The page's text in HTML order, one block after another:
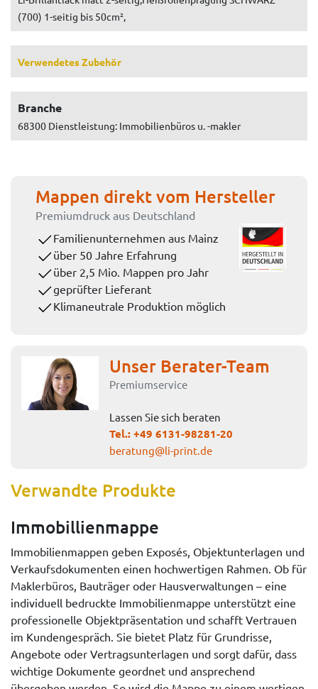
(700) 1-seitig bis 50cm²,
Verwendetes Zubehör
Branche
68300 Dienstleistung: Immobilienbüros u. -makler
Mappen direkt vom Hersteller
Premiumdruck aus Deutschland
Familienunternehmen aus Mainz
über 50 Jahre Erfahrung
über 2,5 Mio. Mappen pro Jahr
geprüfter Lieferant
Klimaneutrale Produktion möglich
Unser Berater-Team
Premiumservice
Lassen Sie sich beraten
Tel.:+49 6131-98281-20
beratung@li-print.de
Verwandte Produkte
Immobillienmappe
Immobilienmappen geben Exposés, Objektunterlagen und
Verkaufsdokumenten einen hochwertigen Rahmen. Ob für
Maklerbüros, Bauträger oder Hausverwaltungen – eine
individuell bedruckte Immobilienmappe unterstützt eine
professionelle Objektpräsentation und schafft Vertrauen
im Kundengespräch. Sie bietet Platz für Grundrisse,
Angebote oder Vertragsunterlagen und sorgt dafür, dass
wichtige Dokumente geordnet und ansprechend